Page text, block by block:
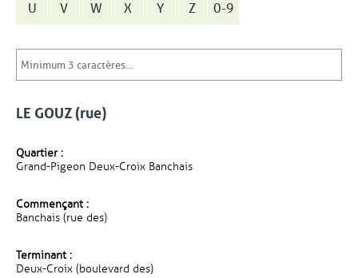
U
V W X Y Z 0-9
LE GOUZ (rue)
Quartier :
Grand-Pigeon Deux-Croix Banchais
Commençant :
Banchais (rue des)
Terminant :
Deux-Croix (boulevard des)